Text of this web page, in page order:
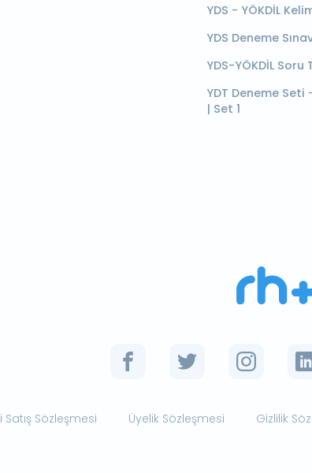
YDS - YÖKDİL
YDS Deneme
YDS-YÖKDİL Soru
YDT Deneme Seti
| Set 1
Satış Sözleşmesi Üyelik Sözleşmesi Gizlilik